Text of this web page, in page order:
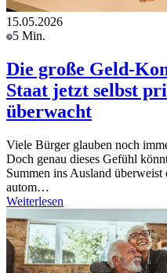
15.05.2026
5 Min.
Die große Geld-
Staat jetzt selbst
überwacht
Viele Bürger glauben noch
Doch genau dieses Gefühl
Summen ins Ausland
autom…
Weiterlesen